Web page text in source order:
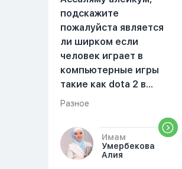
подскажите
пожалуйста является
ли ширком если
человек играет в
компьютерные игры
такие как dota 2 в
которых присутствует
идолопоклонство,
такие надписи как
«богоподобие»,
Разное
Имам
Умербекова
Алия